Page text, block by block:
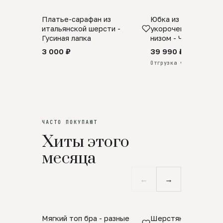
SALE
Платье-сарафан из
итальянской шерсти -
Гусиная лапка
3 000 ₽
ПРЕДЗАКАЗ
Юбка из
укороченная с
низом - Черный
39 990 ₽
Отгрузка через 25 дней
ЧАСТО ПОКУПАЮТ
Хиты этого
месяца
← →
Мягкий топ бра - разные
Шерстяной свитер